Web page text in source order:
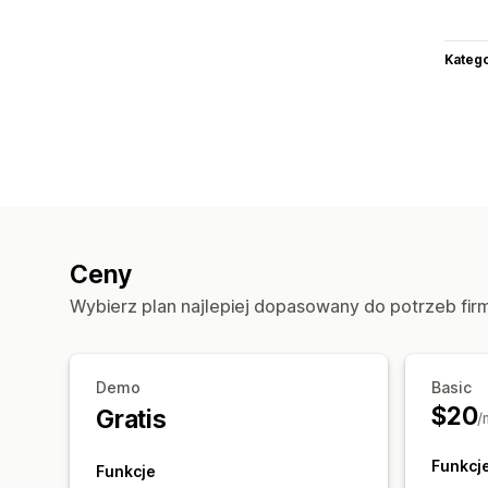
Ceny
Wybierz plan najlepiej dopasowany do potrzeb
Demo
Gratis
Funkcje
Basic
$20/